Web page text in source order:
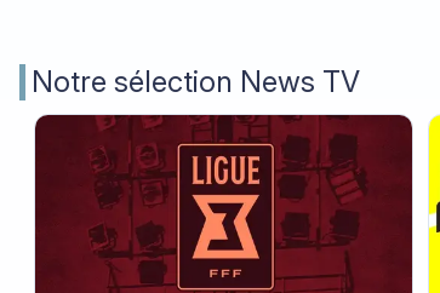
Notre sélection News TV